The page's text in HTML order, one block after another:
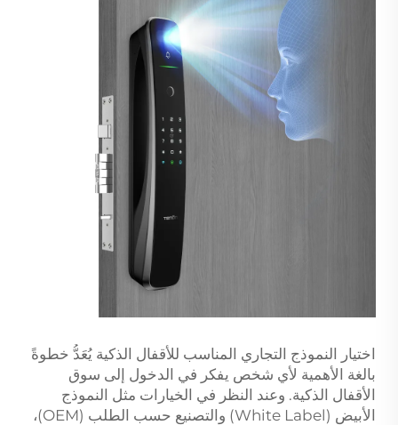
اختيار النموذج التجاري المناسب للأقفال الذكية يُعَدُّ خطوةً
بالغة الأهمية لأي شخص يفكر في الدخول إلى سوق
الأقفال الذكية. وعند النظر في الخيارات مثل النموذج
الأبيض (White Label) والتصنيع حسب الطلب (OEM)،